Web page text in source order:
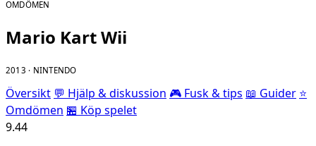
OMDÖMEN
Mario Kart Wii
2013 · NINTENDO
Översikt 💬 Hjälp & diskussion 🎮 Fusk & tips 📖 Guider ⭐
Omdömen 🏪 Köp spelet
9.44